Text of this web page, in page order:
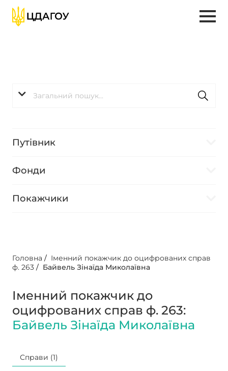
Путівник
Фонди
Покажчики
Головна / Іменний покажчик до оцифрованих справ
ф. 263 / Байвель Зінаїда Миколаївна
Іменний покажчик до
оцифрованих справ ф. 263:
Байвель Зінаїда Миколаївна
Справи (1)